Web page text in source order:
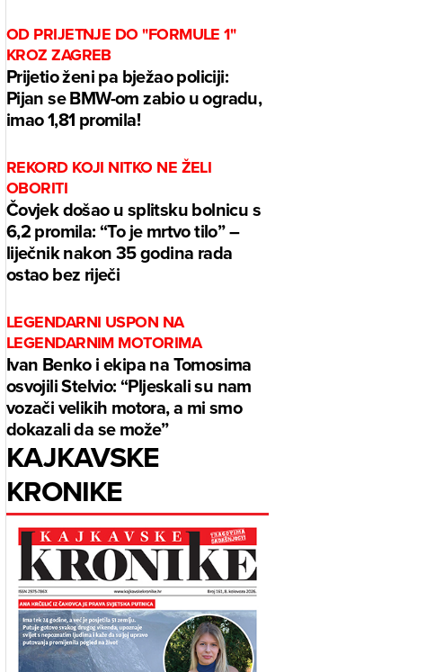
OD PRIJETNJE DO "FORMULE 1"
KROZ ZAGREB
Prijetio ženi pa bježao policiji:
Pijan se BMW-om zabio u ogradu,
imao 1,81 promila!
REKORD KOJI NITKO NE ŽELI
OBORITI
Čovjek došao u splitsku bolnicu s
6,2 promila: “To je mrtvo tilo” –
liječnik nakon 35 godina rada
ostao bez riječi
LEGENDARNI USPON NA
LEGENDARNIM MOTORIMA
Ivan Benko i ekipa na Tomosima
osvojili Stelvio: “Pljeskali su nam
vozači velikih motora, a mi smo
dokazali da se može”
KAJKAVSKE
KRONIKE